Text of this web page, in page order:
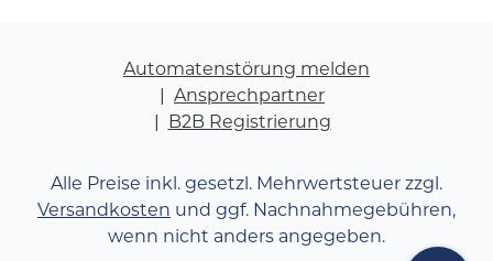
Automatenstörung melden
Ansprechpartner
B2B Registrierung
Alle Preise inkl. gesetzl. Mehrwertsteuer zzgl.
Versandkosten und ggf. Nachnahmegebühren,
wenn nicht anders angegeben.